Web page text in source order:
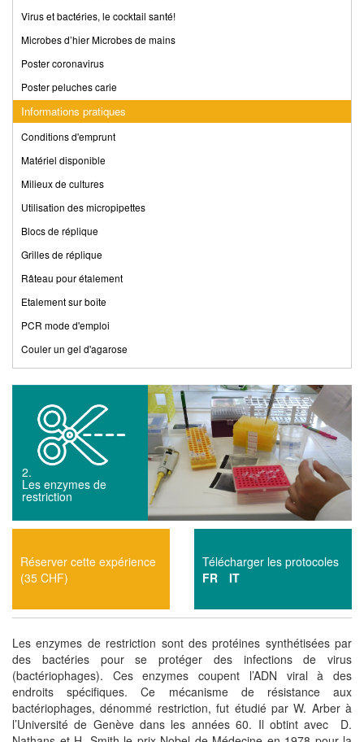
Virus et bactéries, le cocktail santé!
Microbes d’hier Microbes de mains
Poster coronavirus
Poster peluches carie
Informations pratiques
Conditions d'emprunt
Matériel disponible
Milieux de cultures
Utilisation des micropipettes
Blocs de réplique
Grilles de réplique
Râteau pour étalement
Etalement sur boîte
PCR mode d'emploi
Couler un gel d'agarose
2.
Les enzymes de
restriction
Réserver cette expérience
(35 CHF)
Télécharger les protocoles
FR
IT
Les enzymes de restriction sont des protéines synthétisées par
des bactéries pour se protéger des infections de virus
(bactériophages). Ces enzymes coupent l’ADN viral à des
endroits spécifiques. Ce mécanisme de résistance aux
bactériophages, dénommé restriction, fut étudié par W. Arber à
l’Université de Genève dans les années 60. Il obtint avec D.